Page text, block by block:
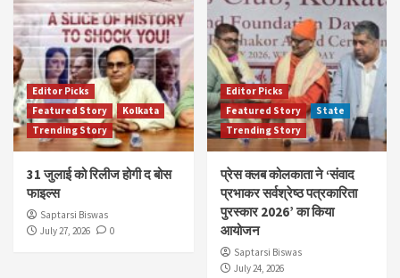
Editor Picks
Featured Story
Kolkata
Trending Story
31 जुलाई को रिलीज होगी द बोस
फाइल्स
Saptarsi Biswas
July 27, 2026
0
Editor Picks
Featured Story
State
Trending Story
प्रेस क्लब कोलकाता ने ‘संवाद
प्रभाकर सर्वश्रेष्ठ पत्रकारिता
पुरस्कार 2026’ का किया
आयोजन
Saptarsi Biswas
July 24, 2026